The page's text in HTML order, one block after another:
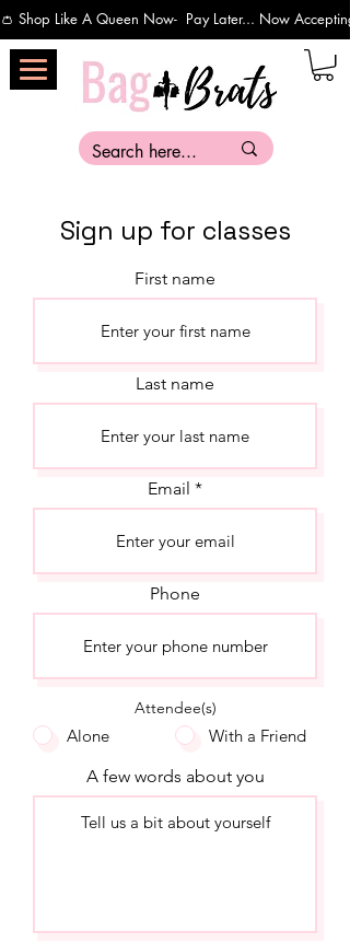
👛 Shop Like A Queen Now-  Pay Later... Now
Sign up for classes
First name
Last name
Email
Phone
Attendee(s)
Alone
With a Friend
A few words about you